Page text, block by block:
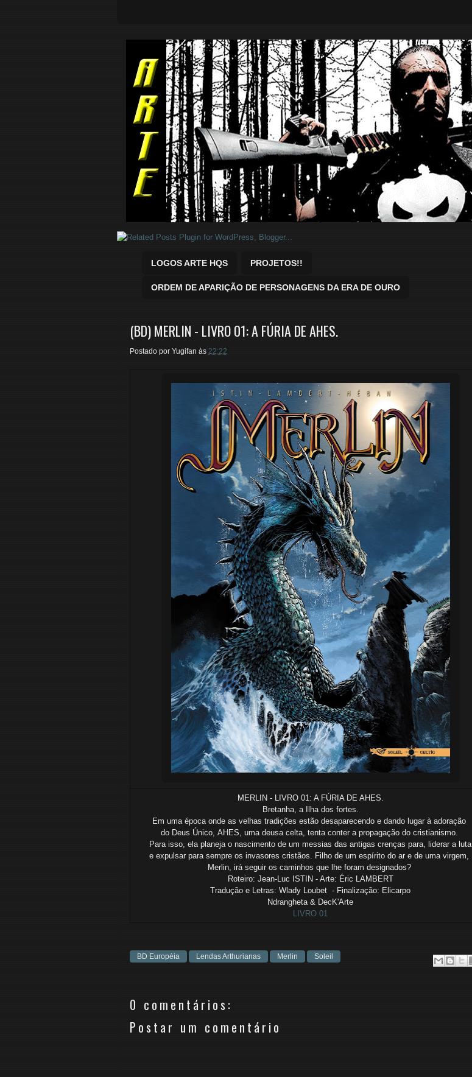
Quadrinhos Marvel e DC para baixar.
LOGOS ARTE HQS PROJETOS!!
ORDEM DE APARIÇÃO DE PERSONAGENS DA ERA DE OURO
(BD) MERLIN - LIVRO 01: A FÚRIA DE AHES.
Postado por Yugifan às 22:22
MERLIN - LIVRO 01: A FÚRIA DE AHES.
Bretanha, a Ilha dos fortes.
Em uma época onde as velhas tradições estão desaparecendo e dando lugar à adoração
do Deus Único, AHES, uma deusa celta, tenta conter a propagação do cristianismo.
Para isso, ela planeja o nascimento de um messias das antigas crenças para, liderar a luta
e expulsar para sempre os invasores cristãos. Filho de um espírito do ar e de uma virgem,
Merlin, irá seguir os caminhos que lhe foram designados?
Roteiro: Jean-Luc ISTIN - Arte: Éric LAMBERT
Tradução e Letras: Wlady Loubet - Finalização: Elicarpo
Ndrangheta & DecK'Arte
LIVRO 01
BD Européia Lendas Arthurianas Merlin Soleil
0 comentários:
Postar um comentário